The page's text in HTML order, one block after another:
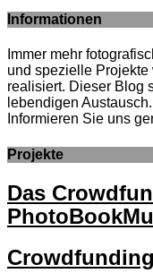
Informationen
Immer mehr
und spezielle
realisiert. Dieser Blog
lebendigen
Informieren Sie uns
Projekte
Das